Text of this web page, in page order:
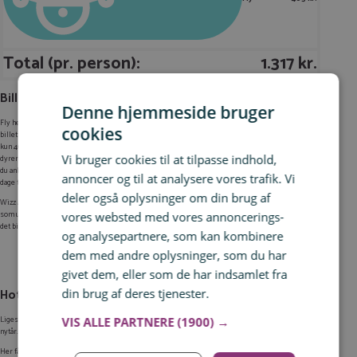
Total (pr. person): 1.317 kr.
Billige fly til Wien
Fly henover nytår er næsten altid megadyre, men i dag har jeg fundet superbillige tur/retur-
billetter fra Billund til Wien. Fra mandag den 30. december til torsdag den 2. januar koster billetter
kun 403 kr. hos Wizz Air og Laudamotion. Vil du hellere flyve fra København, er flybilletter noget
dyrere – her skal du af med 852 kr. på de samme datoer. Jeg har før skrevet om nytårsrejser, hvor
du ankommer den 31. december og rejser hjem den 1. januar. I dette eksempel får du dog tre hele
dage til at nyde Wien fra sin allersmukkeste side!
Wizz Air og Laudamotion har begge bagagepolitiker i stil med Ryanairs. Det vil sige, at billetten
som udgangspunkt kun inkluderer en mindre håndtaske. Hvis du vil have ekstra bagage med, er
det billigst at booke direkte gennem flyselskabernes egne sider).
Hotel i Wien
Ligesom det er tilfældet med flybilletter, er hoteller som regel også temmelig pebrede henover
nytår. Jeg har dog fundet det nye og anmelderroste 3* Hotel Rainers21.
Her får du et moderne og stilfuldt hotel med lyse, komfortable værelser, der er udstyret med
Denne hjemmeside bruger
cookies
Vi bruger cookies til at tilpasse indhold,
annoncer og til at analysere vores trafik. Vi
deler også oplysninger om din brug af
vores websted med vores annoncerings-
og analysepartnere, som kan kombinere
dem med andre oplysninger, som du har
givet dem, eller som de har indsamlet fra
din brug af deres tjenester.
VIS ALLE PARTNERE (1900) →